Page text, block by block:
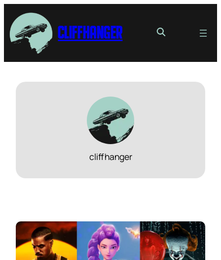
Cliffhanger
cliffhanger